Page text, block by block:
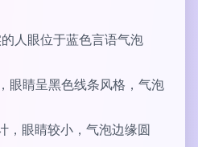
人眼位于蓝色言语气泡
眼睛呈黑色线条风格，气泡
，眼睛较小，气泡边缘圆